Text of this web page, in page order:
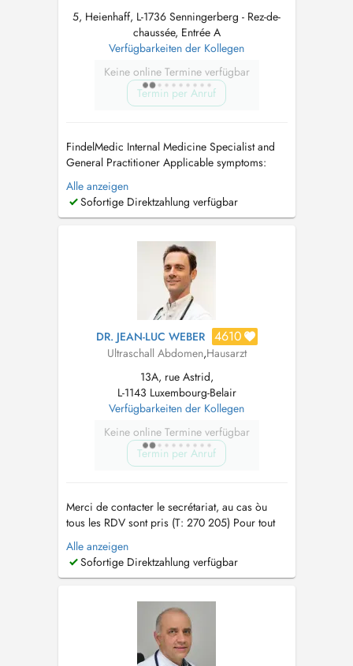
5, Heienhaff, L-1736 Senningerberg - Rez-de-
chaussée, Entrée A
Verfügbarkeiten der Kollegen
Keine online Termine verfügbar
Termin per Anruf
FindelMedic Internal Medicine Specialist and
General Practitioner Applicable symptoms:
unintentional weight loss or weight gain /
cardiovascular problems / high blood
pressure (hypertension) / rapid heartbeat /
retention) / respiratory infections and br...
Alle anzeigen
Sofortige Direktzahlung verfügbar
DR. JEAN-LUC WEBER 4610
Ultraschall Abdomen,Hausarzt
13A, rue Astrid,
L-1143 Luxembourg-Belair
Verfügbarkeiten der Kollegen
Keine online Termine verfügbar
Termin per Anruf
Merci de contacter le secrétariat, au cas òu
tous les RDV sont pris (T: 270 205) Pour tout
RDV un supplément d'honoraire pour
convenance personnelle sera demandé. Tout
RDV non décommandé 24 hrs en avance sera
comptables, le paiement de la consultation doit
Alle anzeigen
Sofortige Direktzahlung verfügbar